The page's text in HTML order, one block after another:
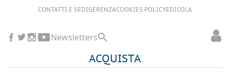
CONTATTI E SEDIGERENZACOOKIES POLICYEDICOLA
ACQUISTA
Newsletters